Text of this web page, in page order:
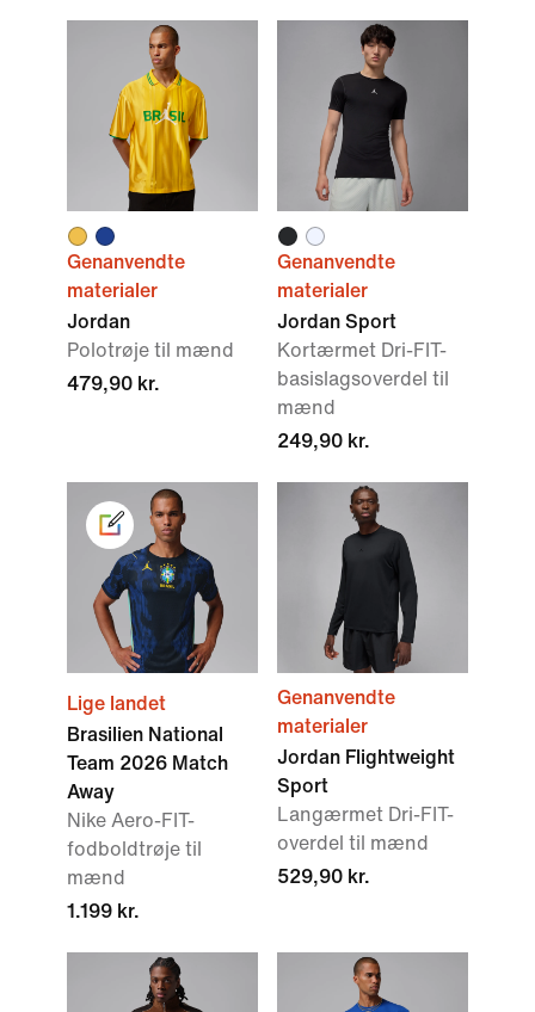
Genanvendte
materialer
Jordan
Polotrøje til mænd
479,90 kr.
Genanvendte
materialer
Jordan Sport
Kortærmet Dri-FIT-
basislagsoverdel til
mænd
249,90 kr.
Lige landet
Brasilien National
Team 2026 Match
Away
Nike Aero-FIT-
fodboldtrøje til
mænd
1.199 kr.
Genanvendte
materialer
Jordan Flightweight
Sport
Langærmet Dri-FIT-
overdel til mænd
529,90 kr.